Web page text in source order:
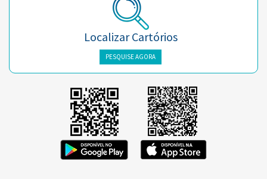
Localizar Cartórios
PESQUISE AGORA